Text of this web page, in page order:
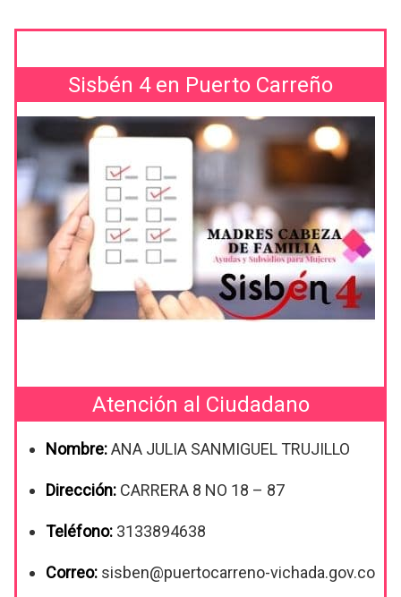
Sisbén 4 en Puerto Carreño
Atención al Ciudadano
Nombre:ANA JULIA SANMIGUEL TRUJILLO
Dirección: CARRERA 8 NO 18 – 87
Teléfono: 3133894638
Correo: sisben@puertocarreno-vichada.gov.co